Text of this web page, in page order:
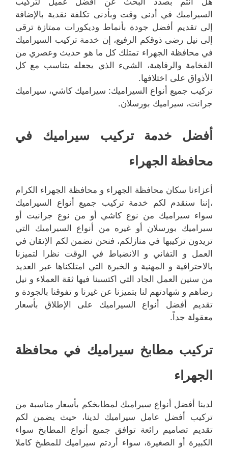
السيراميك في أدنى وقت وبأدنى تكلفة نقدية بالإضافة
إلى تقديم أفضل جودة بأنماط وديكورات ممتازة ترقى
إلى نيل رضى ذوقكم الرفيع، إن خدمة تركيب السيراميك
في محافظة الجهراء تمتلك كل ما هو حديث وعصري من
الفخامة والرفاهية، الشيء الذي يجعله يتناسب مع كل
الأذواق على اختلافها.
تركيب جميع أنواع السيراميك: سيراميك كاشي، سيراميك
جرانت، سيراميك بورسلان.
أفضل خدمة تركيب سيراميك في
محافظة الجهراء
أعزاءنا سكان محافظة الجهراء و محافظة الجهراء الكرام
،إننا سنقدم لكم خدمة تركيب جميع أنواع السيراميك
سواء سيراميك من نوع كاشي أو من نوع جرانيت أو
سيراميك بورسلان أو غيره من أنواع السيراميك التي
تريدون تركيبها في منازلكم، فنحن نضمن لكم الإتقان في
العمل و التفاني و الانضباط في الوقت نظرا لتميزنا
بالاحترافية و المهنية و الخبرة التي امتلكناها عبر العديد
من سنين العمل الجاد التي اكتسبنا فيها ثقة العملاء و نيل
رضاهم و شهادتهم لنا بتميزنا عن غيرنا و تفوقنا بالجودة و
تقديم أفضل أنواع السيراميك على الإطلاق بأسعار
معقولة جداً.
تركيب مطابخ سيراميك في محافظة
الجهراء
لدينا أفضل أنواع سيراميك لمطابخكم بأسعار مناسبة من
تركيب أفضل عامل سيراميك لدينا، حيث يضمن لكم
تقديم تصاميم رائعة توافق جميع أنواع المطابخ سواء
الكبيرة أو الصغيرة، سواء أردتم سيراميك للمطبخ كاملا